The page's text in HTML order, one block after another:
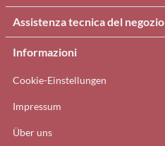
Assistenza tecnica del negozio
Informazioni
Cookie-Einstellungen
Impressum
Über uns